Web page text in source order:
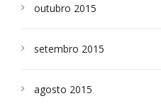
outubro 2015
setembro 2015
agosto 2015